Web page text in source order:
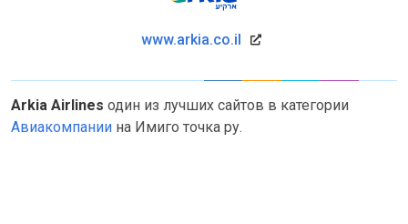
www.arkia.co.il
Arkia Airlines один из лучших сайтов в категории
Авиакомпании на Имиго точка ру.